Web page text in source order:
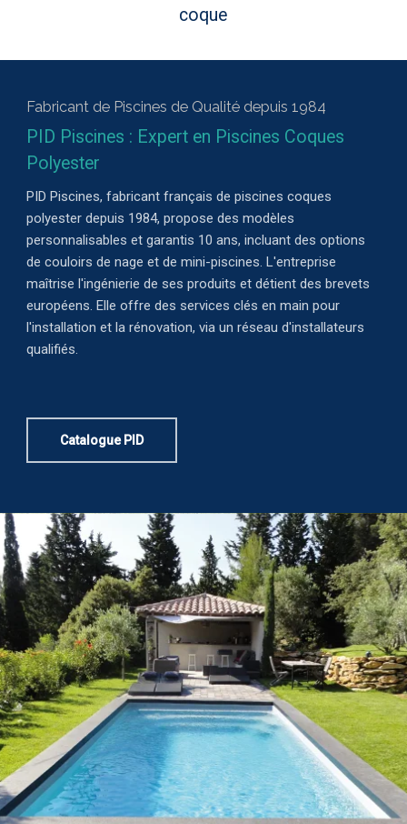
coque
Fabricant de Piscines de Qualité depuis 1984
PID Piscines : Expert en Piscines Coques
Polyester
PID Piscines, fabricant français de piscines coques
polyester depuis 1984, propose des modèles
personnalisables et garantis 10 ans, incluant des options
de couloirs de nage et de mini-piscines. L'entreprise
maîtrise l'ingénierie de ses produits et détient des brevets
européens. Elle offre des services clés en main pour
l'installation et la rénovation, via un réseau d'installateurs
qualifiés.
Catalogue PID